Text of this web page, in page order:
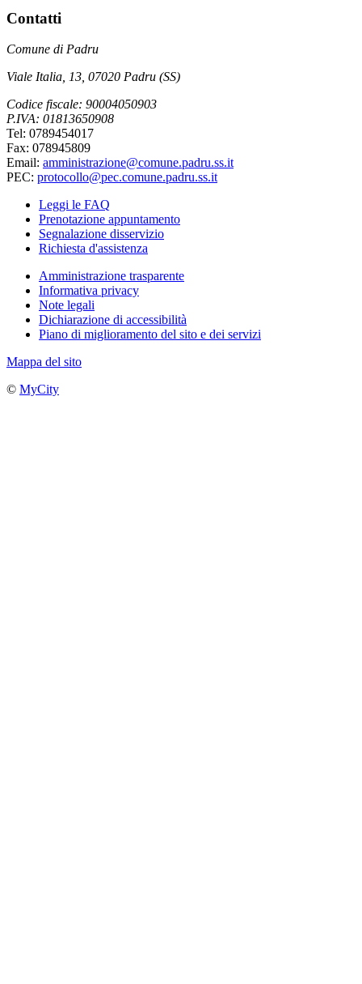
Contatti
Comune di Padru
Viale Italia, 13, 07020 Padru (SS)
Codice fiscale: 90004050903
P.IVA: 01813650908
Tel: 0789454017
Fax: 078945809
Email: amministrazione@comune.padru.ss.it
PEC: protocollo@pec.comune.padru.ss.it
Leggi le FAQ
Prenotazione appuntamento
Segnalazione disservizio
Richiesta d'assistenza
Amministrazione trasparente
Informativa privacy
Note legali
Dichiarazione di accessibilità
Piano di miglioramento del sito e dei servizi
Mappa del sito
© MyCity